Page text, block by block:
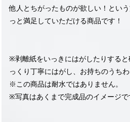
他人とちがったものが欲しい！とい
っと満足していただける商品です！
※剥離紙をいっきにはがしたりする
っくり丁寧にはがし、お持ちのうちわ
※この商品は耐水ではありません。
※写真はあくまで完成品のイメージで